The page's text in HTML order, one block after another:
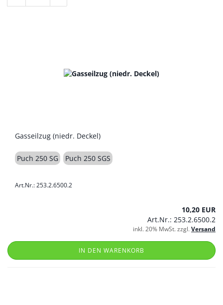
Gasseilzug (niedr. Deckel)
Puch 250 SG Puch 250 SGS
Art.Nr.: 253.2.6500.2
10,20 EUR
Art.Nr.: 253.2.6500.2
inkl. 20% MwSt. zzgl.Versand
IN DEN WARENKORB